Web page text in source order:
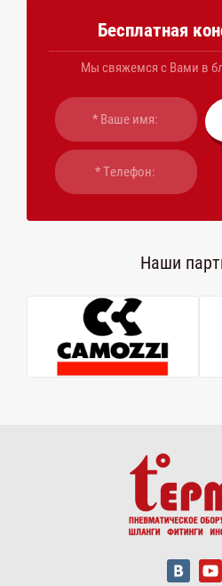
Бесплатная
Мы свяжемся с Вами в
Наши